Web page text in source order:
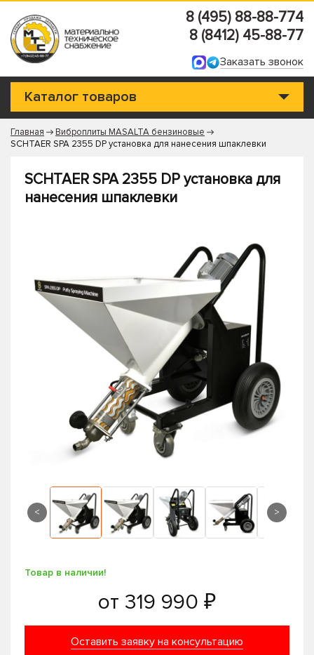
8 (495) 88-88-774
8 (8412) 45-88-77
Заказать звонок
Каталог товаров
Главная
Виброплиты MASALTA бензиновые
SCHTAER SPA 2355 DP установка для нанесения шпаклевки
SCHTAER SPA 2355 DP установка для
нанесения шпаклевки
< >
Товар в наличии!
от 319 990 ₽
Оставить заявку на консультацию